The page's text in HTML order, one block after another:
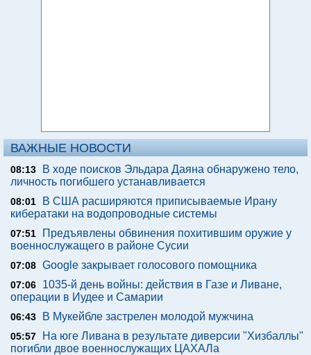
ВАЖНЫЕ НОВОСТИ
08:13
В ходе поисков Эльдара Даяна обнаружено тело,
личность погибшего устанавливается
08:01
В США расширяются приписываемые Ирану
кибератаки на водопроводные системы
07:51
Предъявлены обвинения похитившим оружие у
военнослужащего в районе Сусии
07:08 Google закрывает голосового помощника
07:06
1035-й день войны: действия в Газе и Ливане,
операции в Иудее и Самарии
06:43 В Мукейбле застрелен молодой мужчина
05:57
На юге Ливана в результате диверсии "Хизбаллы"
погибли двое военнослужащих ЦАХАЛа